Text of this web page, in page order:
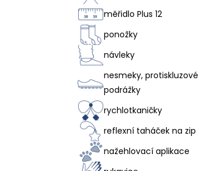
měřidlo Plus 12
ponožky
návleky
nesmeky, protiskluzové
podrážky
rychlotkaničky
reflexní taháček na zip
nažehlovací aplikace